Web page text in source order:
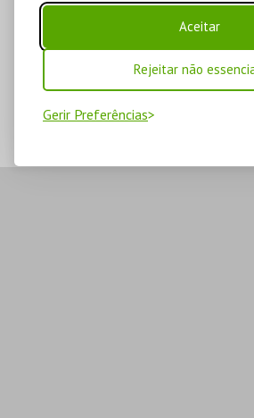
Aceitar
Rejeitar não
Gerir Preferências